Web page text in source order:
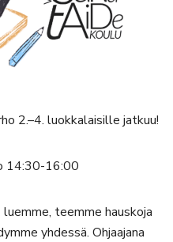
2.–4. luokkalaisille jatkuu!
14:30-16:00
teemme hauskoja
yhdessä. Ohjaajana